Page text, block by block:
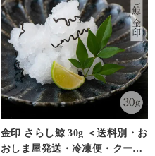
金印 さらし鯨 30g ＜送料別・お
おしま屋発送・冷凍便・クール